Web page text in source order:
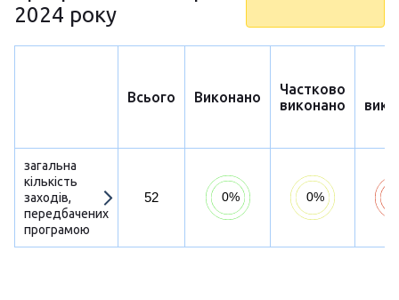
2024 року
Всього Виконано
Частково
виконано
загальна
кількість
заходів,
передбачених
програмою
52